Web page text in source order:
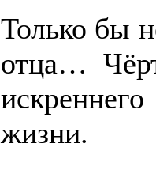
Только бы
отца…
жизни.